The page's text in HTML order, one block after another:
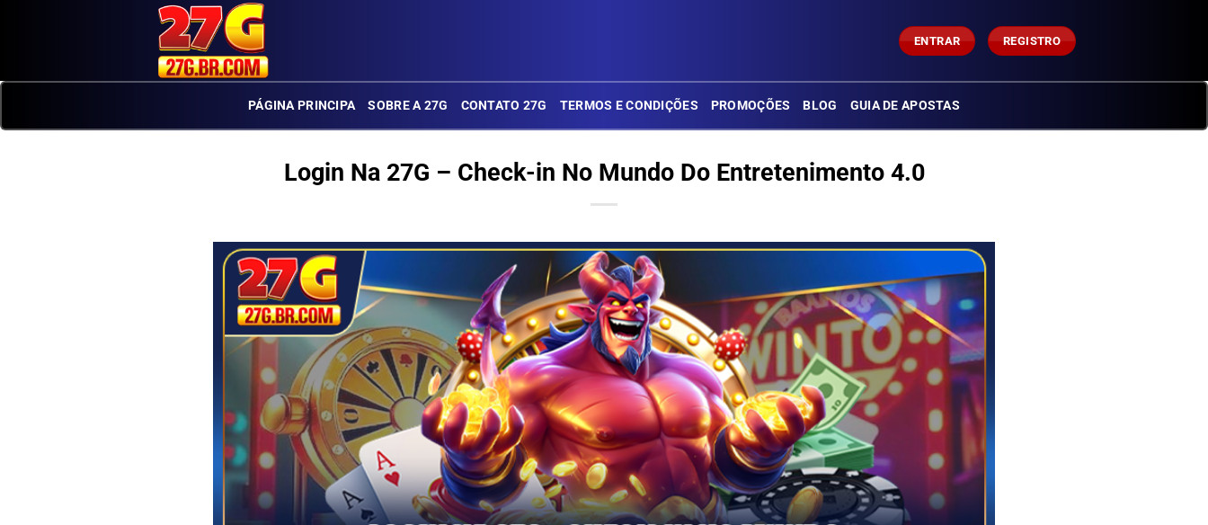
ENTRAR REGISTRO
PÁGINA PRINCIPA SOBRE A 27G CONTATO 27G TERMOS E CONDIÇÕES PROMOÇÕES BLOG GUIA DE APOSTAS
Login Na 27G – Check-in No Mundo Do Entretenimento 4.0